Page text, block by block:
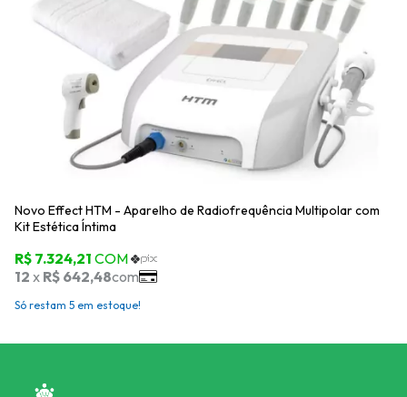
Novo Effect HTM - Aparelho de Radiofrequência Multipolar com
Kit Estética Íntima
Só restam 5 em estoque!